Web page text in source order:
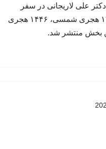
علی لاریجانی در سفر
اربعین سال ۱۴۰۳ هجری شمسی، ۱۴۴۶ هجری
بخش منتشر شد.